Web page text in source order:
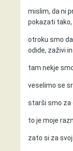
mislim, da ni
pokazati tako,
otroku smo
odide, zaživi
tam nekje
veselimo se
starši smo za
to je moje
zato si za